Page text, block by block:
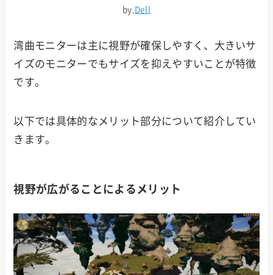
by. Dell
湾曲モニターは主に視野が確保しやすく、大きいサ
イズのモニターでもサイズを抑えやすいことが特徴
です。
以下では具体的なメリット部分について紹介してい
きます。
視野が広がることによるメリット